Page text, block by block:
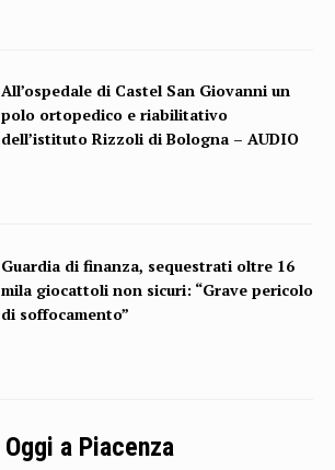
All’ospedale di Castel San Giovanni un
polo ortopedico e riabilitativo
dell’istituto Rizzoli di Bologna – AUDIO
Guardia di finanza, sequestrati oltre 16
mila giocattoli non sicuri: “Grave pericolo
di soffocamento”
Oggi a Piacenza